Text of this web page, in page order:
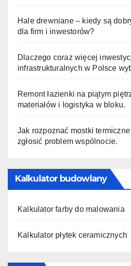
Hale drewniane – kiedy są
dla firm i inwestorów?
Dlaczego coraz więcej
infrastrukturalnych w Polsce
Remont łazienki na piątym
materiałów i logistyka w bloku.
Jak rozpoznać mostki
zgłosić problem wspólnocie.
Kalkulator budowlany
Kalkulator farby do malowania
Kalkulator płytek ceramicznych